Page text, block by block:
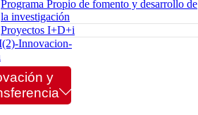
Programa Propio de fomento y desarrollo de
la investigación
Proyectos I+D+i
Innovacion-
y